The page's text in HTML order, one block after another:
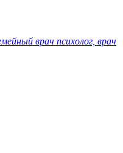
врач психолог, врач